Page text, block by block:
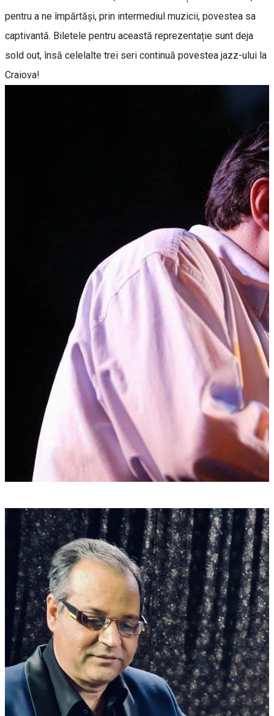
pentru a ne împărtăși, prin intermediul muzicii, povestea sa
captivantă. Biletele pentru această reprezentație sunt deja
sold out, însă celelalte trei seri continuă povestea jazz-ului la
Craiova!